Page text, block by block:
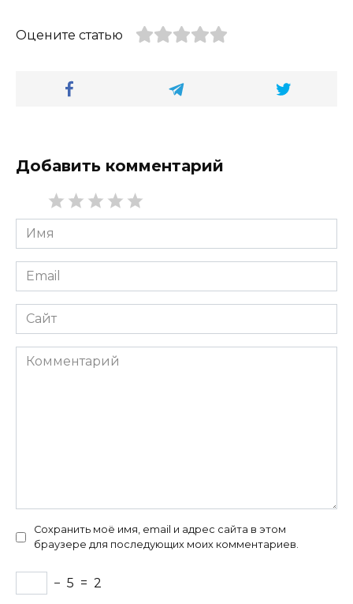
Оцените статью
Добавить комментарий
Имя
*
Email
*
Сайт
Комментарий
Сохранить моё имя, email и адрес сайта в этом
браузере для последующих моих комментариев.
− 5 = 2